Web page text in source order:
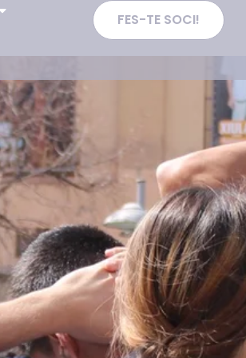
FES-TE SOCI!